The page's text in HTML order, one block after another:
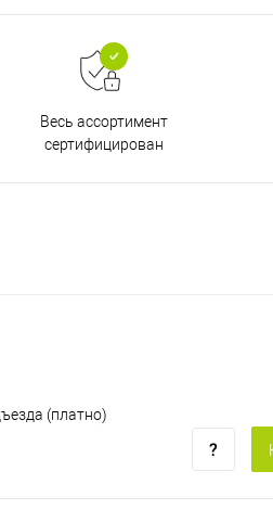
Весь ассортимент
сертифицирован
(платно)